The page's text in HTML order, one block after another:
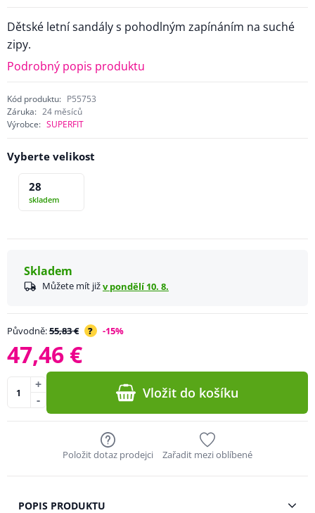
Dětské letní sandály s pohodlným zapínáním na suché
zipy.
Podrobný popis produktu
Kód produktu: P55753
Záruka: 24 měsíců
Výrobce: SUPERFIT
Vyberte velikost
28
skladem
Skladem
Můžete mít jižv pondělí 10. 8.
Původně:55,83 € ? -15%
47,46 €
-
+ Vložit do košíku
Položit dotaz prodejci Zařadit mezi oblíbené
POPIS PRODUKTU